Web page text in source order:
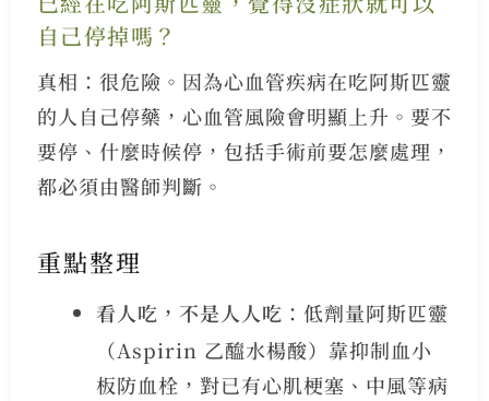
自己停掉嗎？
真相：很危險。因為心血管疾病在吃阿斯匹靈
的人自己停藥，心血管風險會明顯上升。要不
要停、什麼時候停，包括手術前要怎麼處理，
都必須由醫師判斷。
重點整理
看人吃，不是人人吃 ：低劑量阿斯匹靈
（Aspirin 乙醯水楊酸）靠抑制血小
板防血栓，對已有心肌梗塞、中風等病